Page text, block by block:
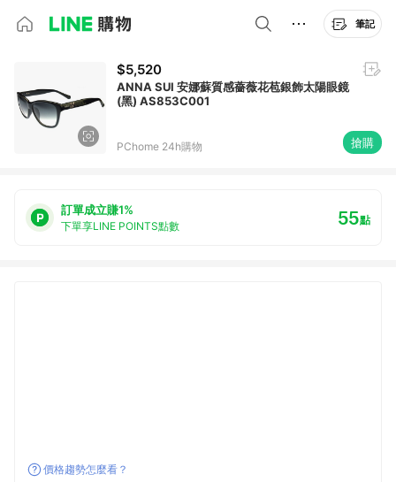
筆記
$5,520
ANNA SUI 安娜蘇質感薔薇花苞銀飾太陽眼鏡
(黑) AS853C001
PChome 24h購物 搶購
訂單成立賺1%
下單享LINE POINTS點數 55點
價格趨勢怎麼看？